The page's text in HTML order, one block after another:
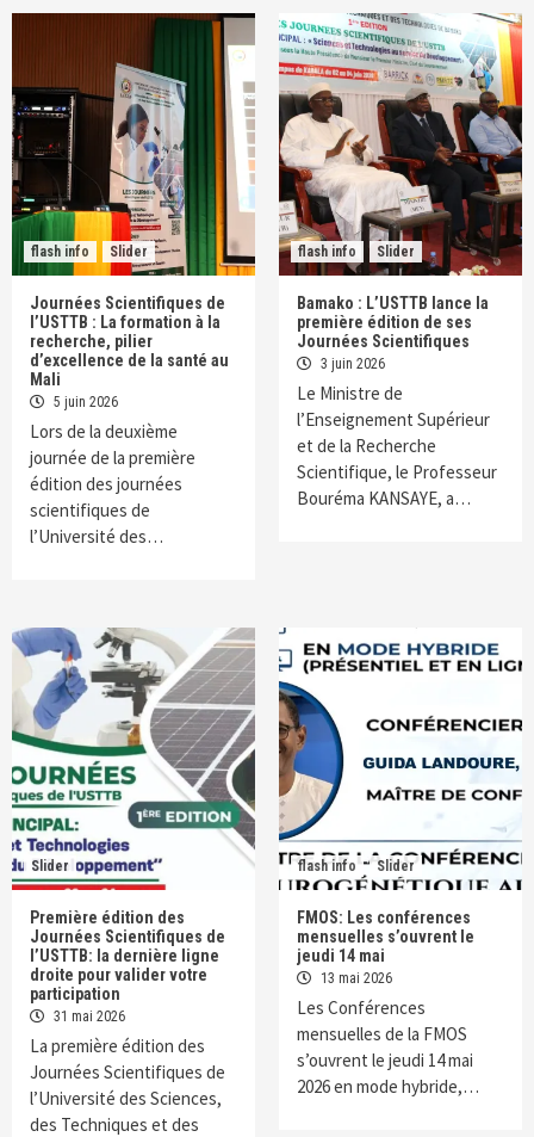
flash info Slider
Journées Scientifiques de
l’USTTB : La formation à la
recherche, pilier
d’excellence de la santé au
Mali
5 juin 2026
Lors de la deuxième
journée de la première
édition des journées
scientifiques de
l’Université des…
flash info Slider
Bamako : L’USTTB lance la
première édition de ses
Journées Scientifiques
3 juin 2026
Le Ministre de
l’Enseignement Supérieur
et de la Recherche
Scientifique, le Professeur
Bouréma KANSAYE, a…
Slider
Première édition des
Journées Scientifiques de
l’USTTB: la dernière ligne
droite pour valider votre
participation
31 mai 2026
La première édition des
Journées Scientifiques de
l’Université des Sciences,
des Techniques et des
flash info Slider
FMOS: Les conférences
mensuelles s’ouvrent le
jeudi 14 mai
13 mai 2026
Les Conférences
mensuelles de la FMOS
s’ouvrent le jeudi 14 mai
2026 en mode hybride,…